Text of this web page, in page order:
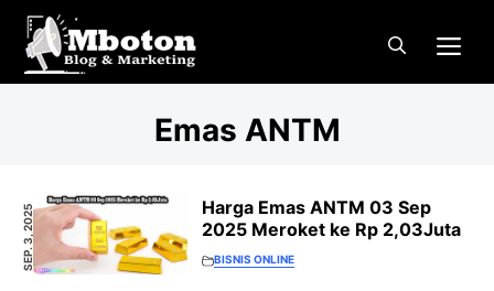
Langsung
Emas ANTM
SEP. 3, 2025
Harga Emas ANTM 03 Sep
2025 Meroket ke Rp 2,03Juta
BISNIS ONLINE